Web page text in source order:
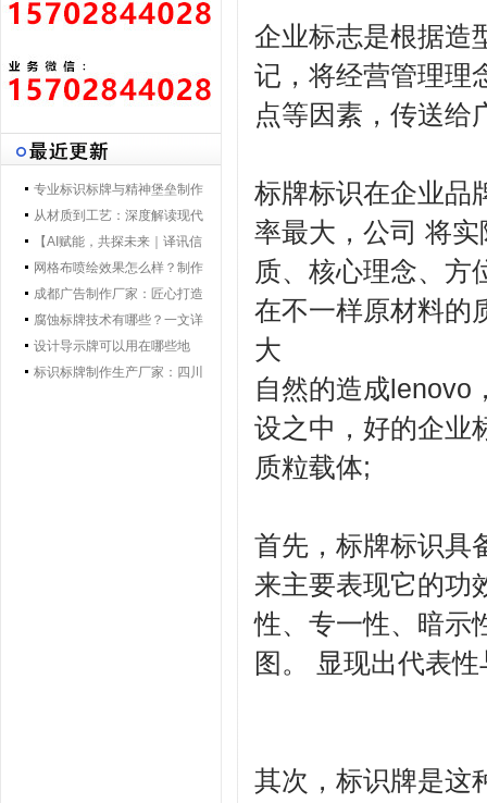
专业标识标牌与精神堡垒制作
专家 | 零贰捌广告制作集团 - 打
造一体化导视解决方案，提升
品牌形象与空间效率
从材质到工艺：深度解读现代
导视标牌制作技术
【AI赋能，共探未来｜译讯信
息董事长马万炯先生一行莅临
028广告制作集团交流赋能】
网格布喷绘效果怎么样？制作
工艺要点核心优势
成都广告制作厂家：匠心打造
城市视觉新名片
腐蚀标牌技术有哪些？一文详
解行业主流工艺与应用
设计导示牌可以用在哪些地
方？
标识标牌制作生产厂家：四川
企业标志是根据造
记，将经营管理理
点等因素，传送给
标牌标识在企业品
率最大，公司 将
质、核心理念、方
在不一样原材料的
大
自然的造成lenovo
设之中，好的企业
质粒载体;
首先，标牌标识具
来主要表现它的功
性、专一性、暗示
图。 显现出代表
其次，标识牌是这